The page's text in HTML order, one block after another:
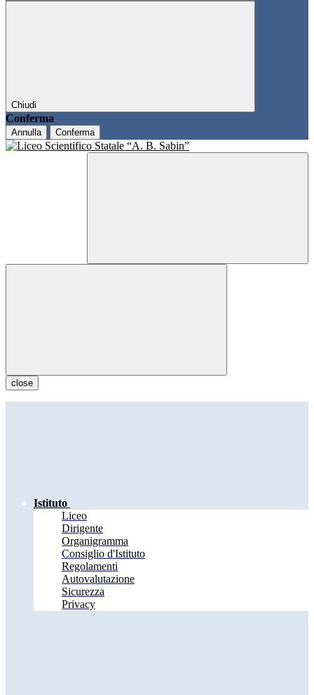
Chiudi
Conferma
Annulla Conferma
close
Istituto
Liceo
Dirigente
Organigramma
Consiglio d'Istituto
Regolamenti
Autovalutazione
Sicurezza
Privacy